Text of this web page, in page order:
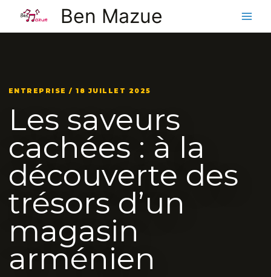
contenu
Ben Mazue
ENTREPRISE / 18 JUILLET 2025
Les saveurs
cachées : à la
découverte des
trésors d’un
magasin
arménien